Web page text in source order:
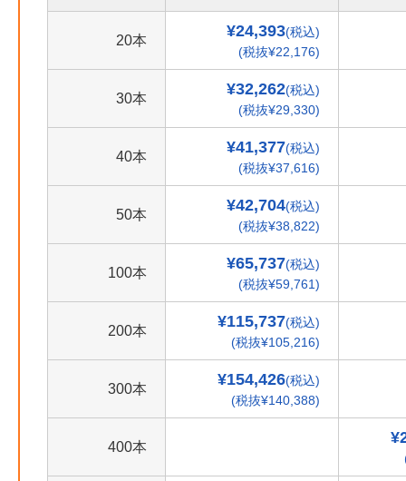
20本
¥24,393(税込)
(税抜¥22,176)
30本
¥32,262(税込)
(税抜¥29,330)
40本
¥41,377(税込)
(税抜¥37,616)
50本
¥42,704(税込)
(税抜¥38,822)
100本
¥65,737(税込)
(税抜¥59,761)
200本
¥115,737(税込)
(税抜¥105,216)
300本
¥154,426(税込)
(税抜¥140,388)
400本